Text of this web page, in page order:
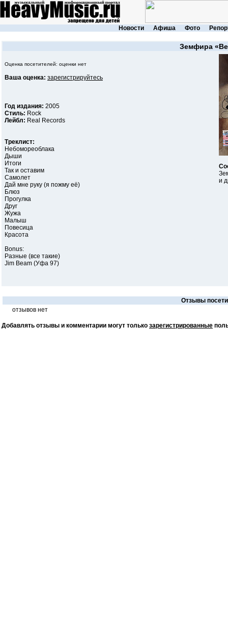
Новости Афиша Фото
Земфира
Оценка посетителей: оценки нет
Ваша оценка: зарегистрируйтесь
Год издания: 2005
Стиль: Rock
Лейбл: Real Records
Треклист:
Небомореоблака
Дыши
Итоги
Так и оставим
Самолет
Дай мне руку (я пожму её)
Блюз
Прогулка
Друг
Жужа
Малыш
Повесица
Красота
Bonus:
Разные (все такие)
Jim Beam (Уфа 97)
и
Отзывы
отзывов нет
Добавлять отзывы и комментарии могут только зарегистрированные